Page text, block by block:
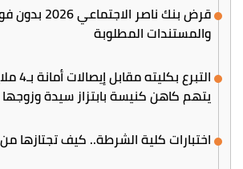
قرض بنك ناصر
والمستندات المطلوبة
التبرع
يتهم كاهن كنيسة بابتزاز سيدة وزوجها
اختبارات كلية الشرطة.. كيف تجتازها